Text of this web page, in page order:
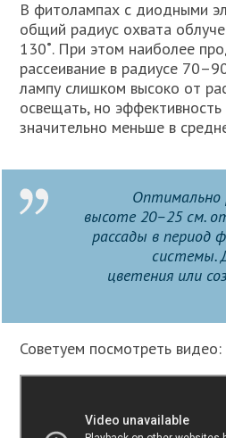
В фитолампах с диодными
общий радиус охвата
130˚. При этом наиболее
рассеивание в радиусе
лампу слишком высоко от
освещать, но
значительно меньше в
Оптимально
высоте 20–25 см.
рассады в период
системы.
цветения или
Советуем посмотреть видео: